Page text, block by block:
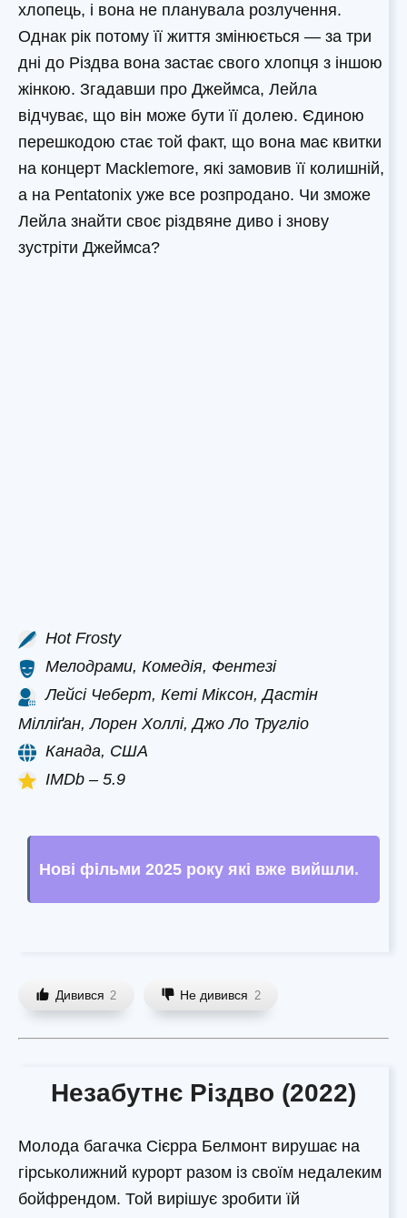
хлопець, і вона не планувала розлучення.
Однак рік потому її життя змінюється — за три
дні до Різдва вона застає свого хлопця з іншою
жінкою. Згадавши про Джеймса, Лейла
відчуває, що він може бути її долею. Єдиною
перешкодою стає той факт, що вона має квитки
на концерт Macklemore, які замовив її колишній,
а на Pentatonix уже все розпродано. Чи зможе
Лейла знайти своє різдвяне диво і знову
зустріти Джеймса?
Hot Frosty
Мелодрами, Комедія, Фентезі
Лейсі Чеберт, Кеті Міксон, Дастін
Мілліґан, Лорен Холлі, Джо Ло Тругліо
Канада, США
IMDb – 5.9
Нові фільми 2025 року які вже вийшли.
Дивився 2 Не дивився 2
Незабутнє Різдво (2022)
Молода багачка Сієрра Белмонт вирушає на
гірськолижний курорт разом із своїм недалеким
бойфрендом. Той вирішує зробити їй